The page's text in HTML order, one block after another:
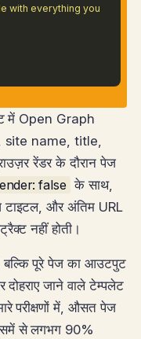
with everything you
में Open Graph
site name, title,
रेंडर के दौरान पेज
false के साथ,
और अंतिम URL
नहीं होती।
बल्कि पूरे पेज का आउटपुट
जाने वाले टेम्पलेट
परीक्षणों में, औसत पेज
से लगभग 90%